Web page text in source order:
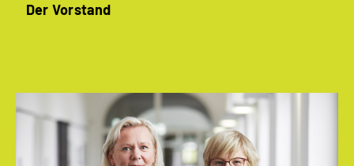
Der Vorstand